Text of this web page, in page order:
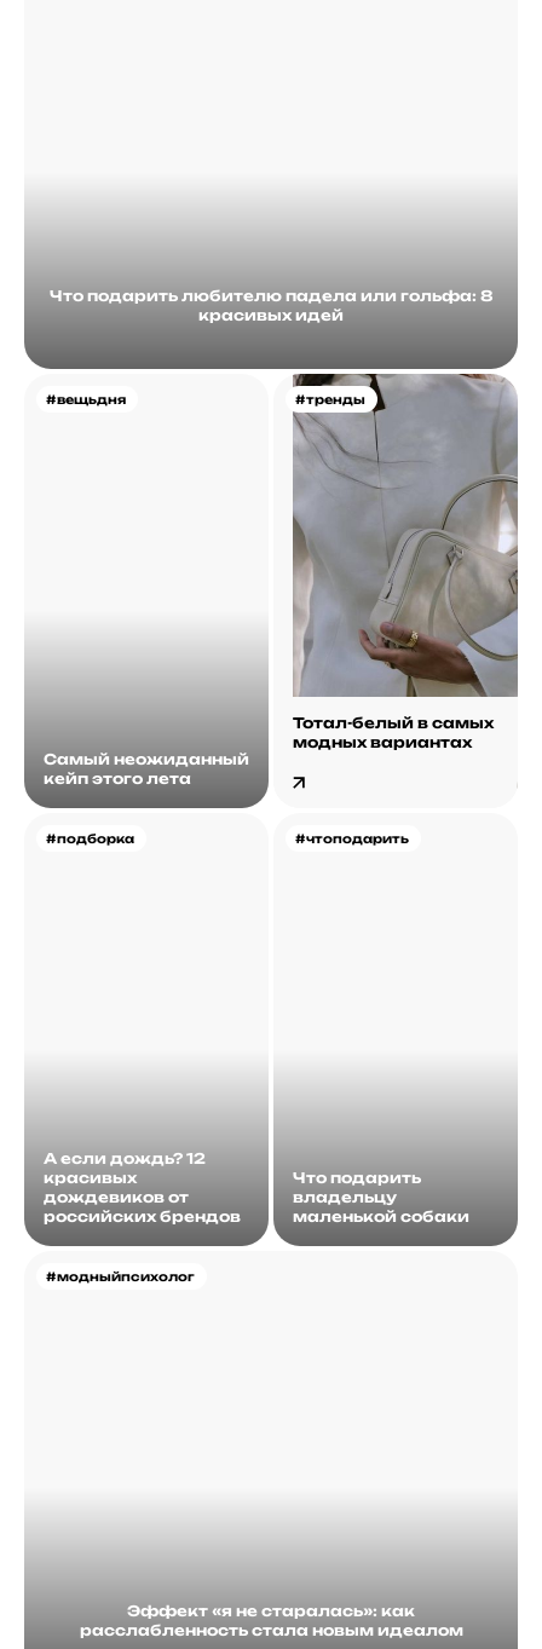
Что подарить любителю падела или гольфа: 8
красивых идей
#вещьдня
Самый неожиданный
кейп этого лета
#тренды
Тотал-белый в самых
модных вариантах
#подборка
А если дождь? 12
красивых
дождевиков от
российских брендов
#модныйпсихолог
Эффект «я не старалась»: как
расслабленность стала новым идеалом
#чтоподарить
Что подарить
владельцу
маленькой собаки